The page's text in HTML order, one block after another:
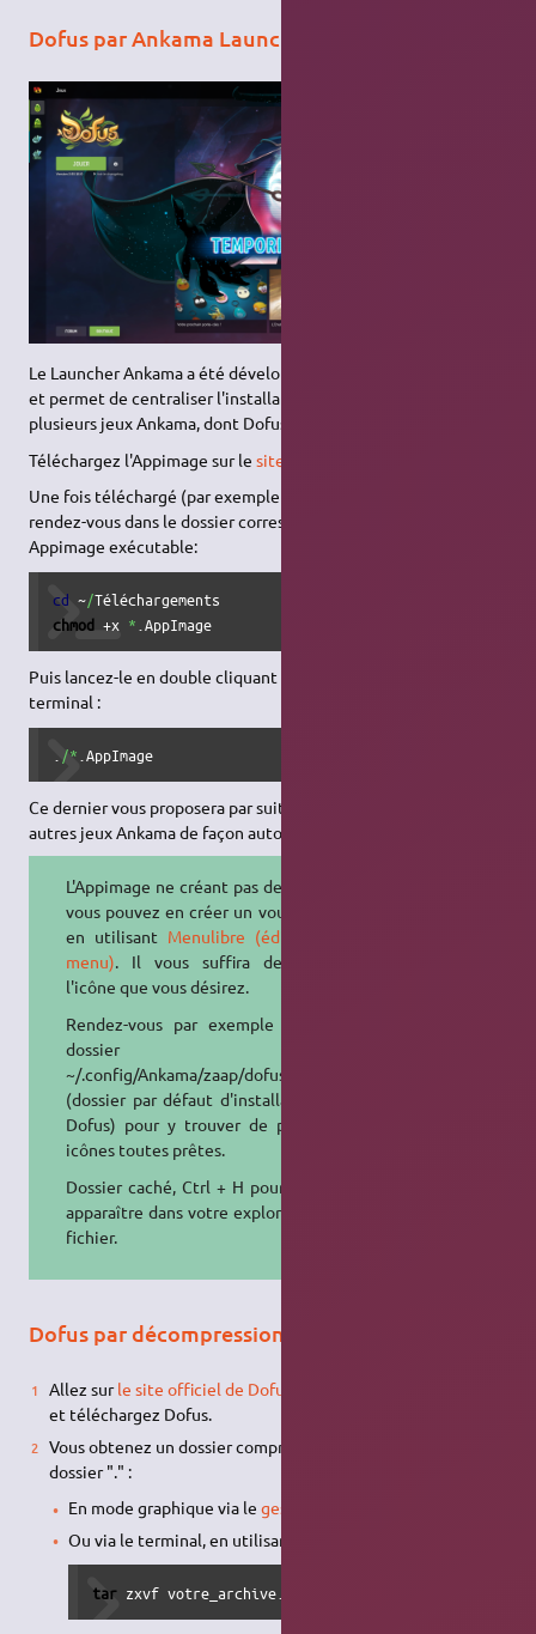
Dofus par Ankama Launcher
Le Launcher Ankama a été développé par l'entreprise en 2018
et permet de centraliser l'installation et le lancement de
plusieurs jeux Ankama, dont Dofus.
Téléchargez l'Appimage sur lesite d'Ankama
Une fois téléchargé (par exemple dans ~/Téléchargements),
rendez-vous dans le dossier correspondant et rendez le fichier
Appimage exécutable:
cd ~/
chmod +x * .AppImage
Puis lancez-le en double cliquant dessus, ou encore dans un
terminal :
/* .AppImage
Ce dernier vous proposera par suite de télécharger Dofus et
autres jeux Ankama de façon automatisée.
L'Appimage ne créant pas de lanceur,
vous pouvez en créer un vous-même
en utilisant Menulibre (éditeur de
menu). Il vous suffira de choisir
l'icône que vous désirez.
Rendez-vous par exemple dans le
dossier
~/.config/Ankama/zaap/dofus/content/gfx/artworks
(dossier par défaut d'installation de
Dofus) pour y trouver de possibles
icônes toutes prêtes.
Dossier caché, Ctrl + H pour le faire
apparaître dans votre explorateur de
fichier.
Dofus par décompression de l'archive officielle
Allez surle site officiel de Dofus, rubrique téléchargement
et téléchargez Dofus.
Vous obtenez un dossier compressé. Décompressez le
dossier "." :
En mode graphique via legestionnaire d'archive
Ou via le terminal, en utilisant la commande :
tar zxvf votre_archive.tar.gz